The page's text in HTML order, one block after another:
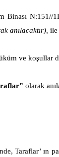
anılacaktır), ile
ve koşullar
olarak
Taraflar’ ın